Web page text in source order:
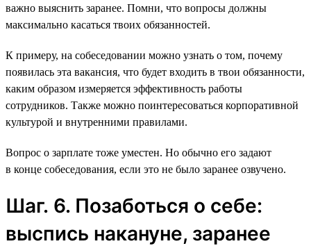
важно выяснить заранее. Помни, что вопросы должны
максимально касаться твоих обязанностей.
К примеру, на собеседовании можно узнать о том, почему
появилась эта вакансия, что будет входить в твои обязанности,
каким образом измеряется эффективность работы
сотрудников. Также можно поинтересоваться корпоративной
культурой и внутренними правилами.
Вопрос о зарплате тоже уместен. Но обычно его задают
в конце собеседования, если это не было заранее озвучено.
Шаг. 6. Позаботься о себе:
выспись накануне, заранее